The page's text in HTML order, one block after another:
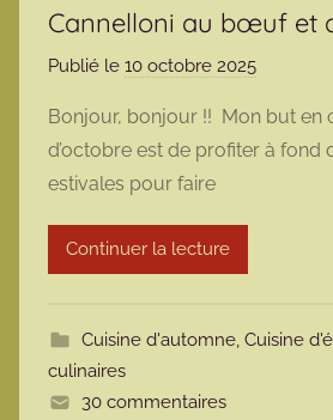
Cannelloni au bœuf et
Publié le 10 octobre 2025
r
m
t
Bonjour, bonjour !! Mon but en
d’octobre est de profiter à fond
estivales pour faire
Continuer la lecture
Cuisine d'automne, Cuisine
culinaires
30 commentaires